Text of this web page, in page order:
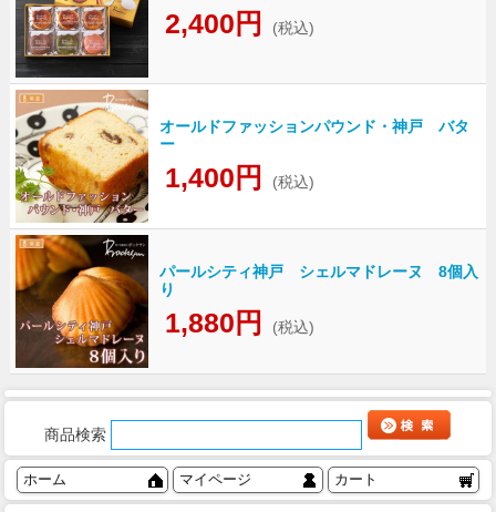
2,400円 (税込)
オールドファッションパウンド・神戸 バタ
ー
1,400円 (税込)
パールシティ神戸 シェルマドレーヌ 8個入
り
1,880円 (税込)
商品検索
ホーム マイページ カート